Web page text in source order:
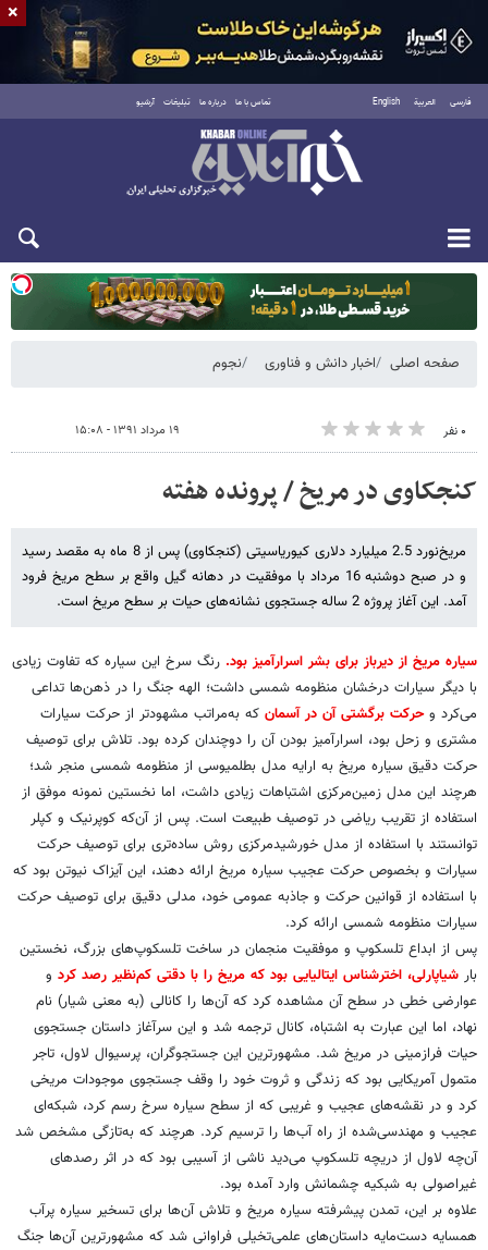
فارسی العربية English تماس با ما درباره ما تبلیغات آرشیو
دوشنبه ۱۹ مرداد ۱۴۰۵
صفحه اصلی اخبار دانش و فناوری نجوم
۰ نفر ۱۹ مرداد ۱۳۹۱ - ۱۵:۰۸
کنجکاوی در مریخ / پرونده هفته
مریخ‌نورد 2.5 میلیارد دلاری کیوریاسیتی (کنجکاوی) پس از 8 ماه به مقصد رسید
و در صبح دوشنبه 16 مرداد با موفقیت در دهانه گیل واقع بر سطح مریخ فرود
آمد. این آغاز پروژه 2 ساله جستجوی نشانه‌های حیات بر سطح مریخ است.
سیاره مریخ از دیرباز برای بشر اسرارآمیز بود. رنگ سرخ این سیاره که تفاوت زیادی
با دیگر سیارات درخشان منظومه شمسی داشت؛ الهه جنگ را در ذهن‌ها تداعی
می‌کرد وحرکت برگشتی آن در آسمان که به‌مراتب مشهودتر از حرکت سیارات
مشتری و زحل بود، اسرارآمیز بودن آن را دوچندان کرده بود. تلاش برای توصیف
حرکت دقیق سیاره مریخ به ارایه مدل بطلمیوسی از منظومه شمسی منجر شد؛
هرچند این مدل زمین‌مرکزی اشتباهات زیادی داشت، اما نخستین نمونه موفق از
استفاده از تقریب ریاضی در توصیف طبیعت است. پس از آن‌که کوپرنیک و کپلر
توانستند با استفاده از مدل خورشیدمرکزی روش ساده‌تری برای توصیف حرکت
سیارات و بخصوص حرکت عجیب سیاره مریخ ارائه دهند، این آیزاک نیوتن بود که
با استفاده از قوانین حرکت و جاذبه عمومی خود، مدلی دقیق برای توصیف حرکت
سیارات منظومه شمسی ارائه کرد.
پس از ابداع تلسکوپ و موفقیت منجمان در ساخت تلسکوپ‌های بزرگ، نخستین
بار شیاپارلی، اخترشناس ایتالیایی بود که مریخ را با دقتی کم‌نظیر رصد کرد و
عوارضی خطی در سطح آن مشاهده کرد که آن‌ها را کانالی (به معنی شیار) نام
نهاد، اما این عبارت به اشتباه، کانال ترجمه شد و این سرآغاز داستان جستجوی
حیات فرازمینی در مریخ شد. مشهورترین این جستجوگران، پرسیوال لاول، تاجر
متمول آمریکایی بود که زندگی و ثروت خود را وقف جستجوی موجودات مریخی
کرد و در نقشه‌های عجیب و غریبی که از سطح سیاره سرخ رسم کرد، شبکه‌ای
عجیب و مهندسی‌شده از راه آب‌ها را ترسیم کرد. هرچند که به‌تازگی مشخص شد
آن‌چه لاول از دریچه تلسکوپ می‌دید ناشی از آسیبی بود که در اثر رصدهای
غیراصولی به شبکیه چشمانش وارد آمده بود.
علاوه بر این، تمدن پیشرفته سیاره مریخ و تلاش آن‌ها برای تسخیر سیاره پرآب
همسایه دست‌مایه داستان‌های علمی‌تخیلی فراوانی شد که مشهورترین آن‌ها جنگ
×